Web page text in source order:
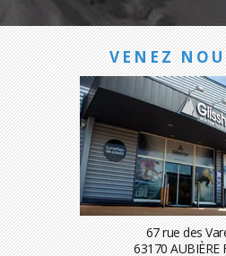
VENEZ
67 rue des
63170 AUBIÈRE